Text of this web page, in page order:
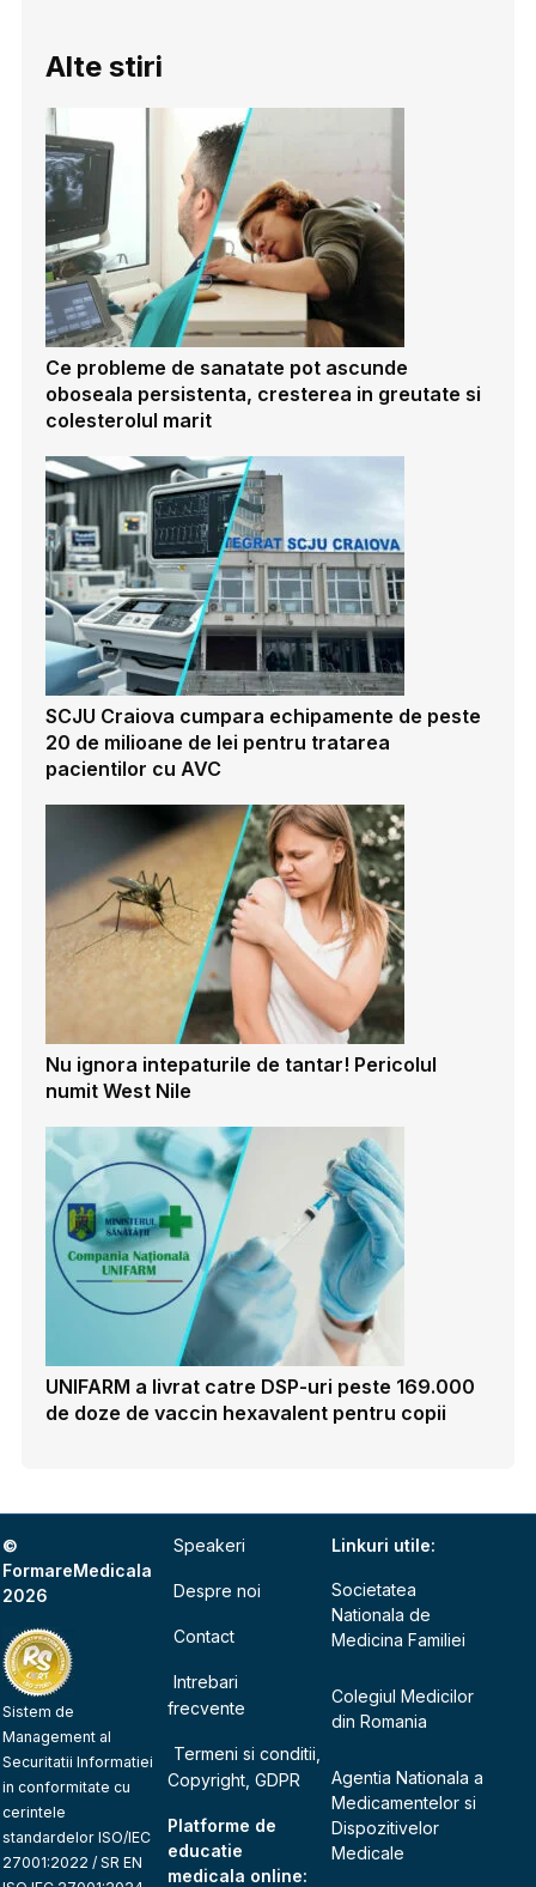
Alte stiri
Ce probleme de sanatate pot ascunde
oboseala persistenta, cresterea in greutate si
colesterolul marit
SCJU Craiova cumpara echipamente de peste
20 de milioane de lei pentru tratarea
pacientilor cu AVC
Nu ignora intepaturile de tantar! Pericolul
numit West Nile
UNIFARM a livrat catre DSP-uri peste 169.000
de doze de vaccin hexavalent pentru copii
©
FormareMedicala
2026
Sistem de
Management al
Securitatii Informatiei
in conformitate cu
cerintele
standardelor ISO/IEC
27001:2022 / SR EN
Speakeri
Despre noi
Contact
Intrebari
frecvente
Termeni si conditii,
Copyright, GDPR
Platforme de
educatie
medicala online:
Linkuri utile:
Societatea
Nationala de
Medicina Familiei
Colegiul Medicilor
din Romania
Agentia Nationala a
Medicamentelor si
Dispozitivelor
Medicale